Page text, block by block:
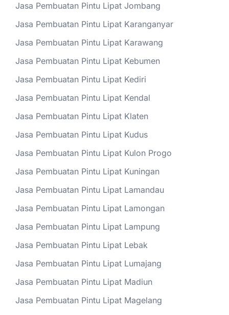
Jasa Pembuatan Pintu Lipat Jombang
Jasa Pembuatan Pintu Lipat Karanganyar
Jasa Pembuatan Pintu Lipat Karawang
Jasa Pembuatan Pintu Lipat Kebumen
Jasa Pembuatan Pintu Lipat Kediri
Jasa Pembuatan Pintu Lipat Kendal
Jasa Pembuatan Pintu Lipat Klaten
Jasa Pembuatan Pintu Lipat Kudus
Jasa Pembuatan Pintu Lipat Kulon Progo
Jasa Pembuatan Pintu Lipat Kuningan
Jasa Pembuatan Pintu Lipat Lamandau
Jasa Pembuatan Pintu Lipat Lamongan
Jasa Pembuatan Pintu Lipat Lampung
Jasa Pembuatan Pintu Lipat Lebak
Jasa Pembuatan Pintu Lipat Lumajang
Jasa Pembuatan Pintu Lipat Madiun
Jasa Pembuatan Pintu Lipat Magelang